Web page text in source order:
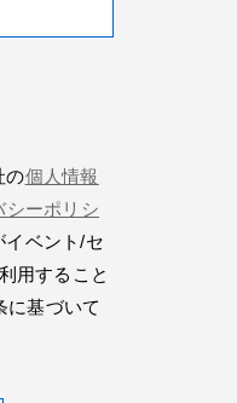
の個人情報
シーポリシ
イベント/セ
用すること
に基づいて